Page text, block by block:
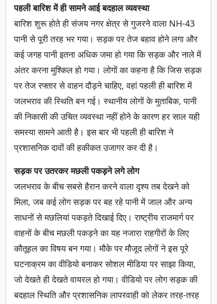
पहली बारिश में ही सामने आई बदहाल व्यवस्था
बारिश शुरू होते ही संजय नगर क्षेत्र से गुजरने वाला NH-43
पानी से पूरी तरह भर गया। सड़क पर तेज बहाव होने लगा और
कई जगह पानी इतना अधिक जमा हो गया कि सड़क और नाले में
अंतर करना मुश्किल हो गया। लोगों का कहना है कि जिस सड़क
पर तेज रफ्तार से वाहन दौड़ने चाहिए, वहां पहली ही बारिश में
जलभराव की स्थिति बन गई। स्थानीय लोगों के मुताबिक, पानी
की निकासी की उचित व्यवस्था नहीं होने के कारण हर साल यही
समस्या सामने आती है। इस बार भी पहली ही बारिश ने
प्रशासनिक दावों की हकीकत उजागर कर दी है।
सड़क पर उतरकर मछली पकड़ने लगे लोग
जलभराव के बीच सबसे हैरान करने वाला दृश्य तब देखने को
मिला, जब कई लोग सड़क पर बह रहे पानी में जाल और अन्य
साधनों से मछलियां पकड़ते दिखाई दिए। राष्ट्रीय राजमार्ग पर
वाहनों के बीच मछली पकड़ने का यह नजारा राहगीरों के लिए
कौतूहल का विषय बन गया। मौके पर मौजूद लोगों ने इस पूरे
घटनाक्रम का वीडियो बनाकर सोशल मीडिया पर साझा किया,
जो देखते ही देखते वायरल हो गया। वीडियो पर लोग सड़क की
बदहाल स्थिति और प्रशासनिक लापरवाही को लेकर तरह-तरह